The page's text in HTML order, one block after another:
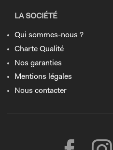
LA SOCIÉTÉ
Qui sommes-nous ?
Charte Qualité
Nos garanties
Mentions légales
Nous contacter